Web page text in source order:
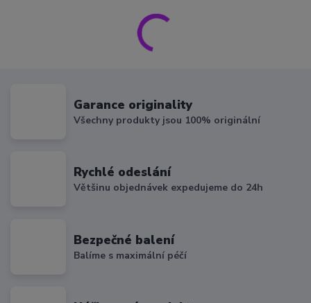
Garance originality
Všechny produkty jsou 100% originální
Rychlé odeslání
Většinu objednávek expedujeme do 24h
Bezpečné balení
Balíme s maximální péčí